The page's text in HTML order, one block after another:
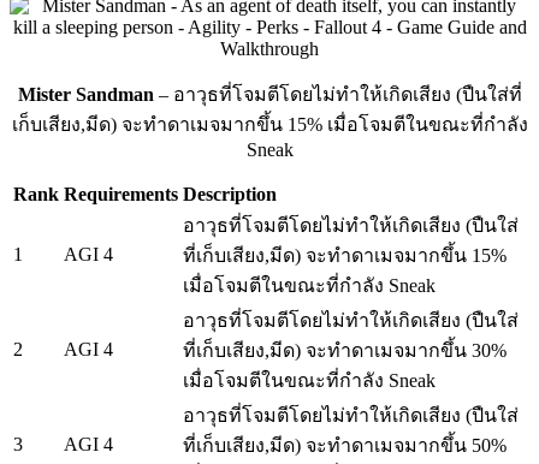
Mister Sandman – อาวุธที่โจมตีโดยไม่ทำให้เกิดเสียง (ปืนใส่ที่
เก็บเสียง,มีด) จะทำดาเมจมากขึ้น 15% เมื่อโจมตีในขณะที่กำลัง
Sneak
Rank Requirements Description
1 AGI 4
อาวุธที่โจมตีโดยไม่ทำให้เกิดเสียง (ปืนใส่
ที่เก็บเสียง,มีด) จะทำดาเมจมากขึ้น 15%
เมื่อโจมตีในขณะที่กำลัง Sneak
2 AGI 4
อาวุธที่โจมตีโดยไม่ทำให้เกิดเสียง (ปืนใส่
ที่เก็บเสียง,มีด) จะทำดาเมจมากขึ้น 30%
เมื่อโจมตีในขณะที่กำลัง Sneak
3 AGI 4
อาวุธที่โจมตีโดยไม่ทำให้เกิดเสียง (ปืนใส่
ที่เก็บเสียง,มีด) จะทำดาเมจมากขึ้น 50%